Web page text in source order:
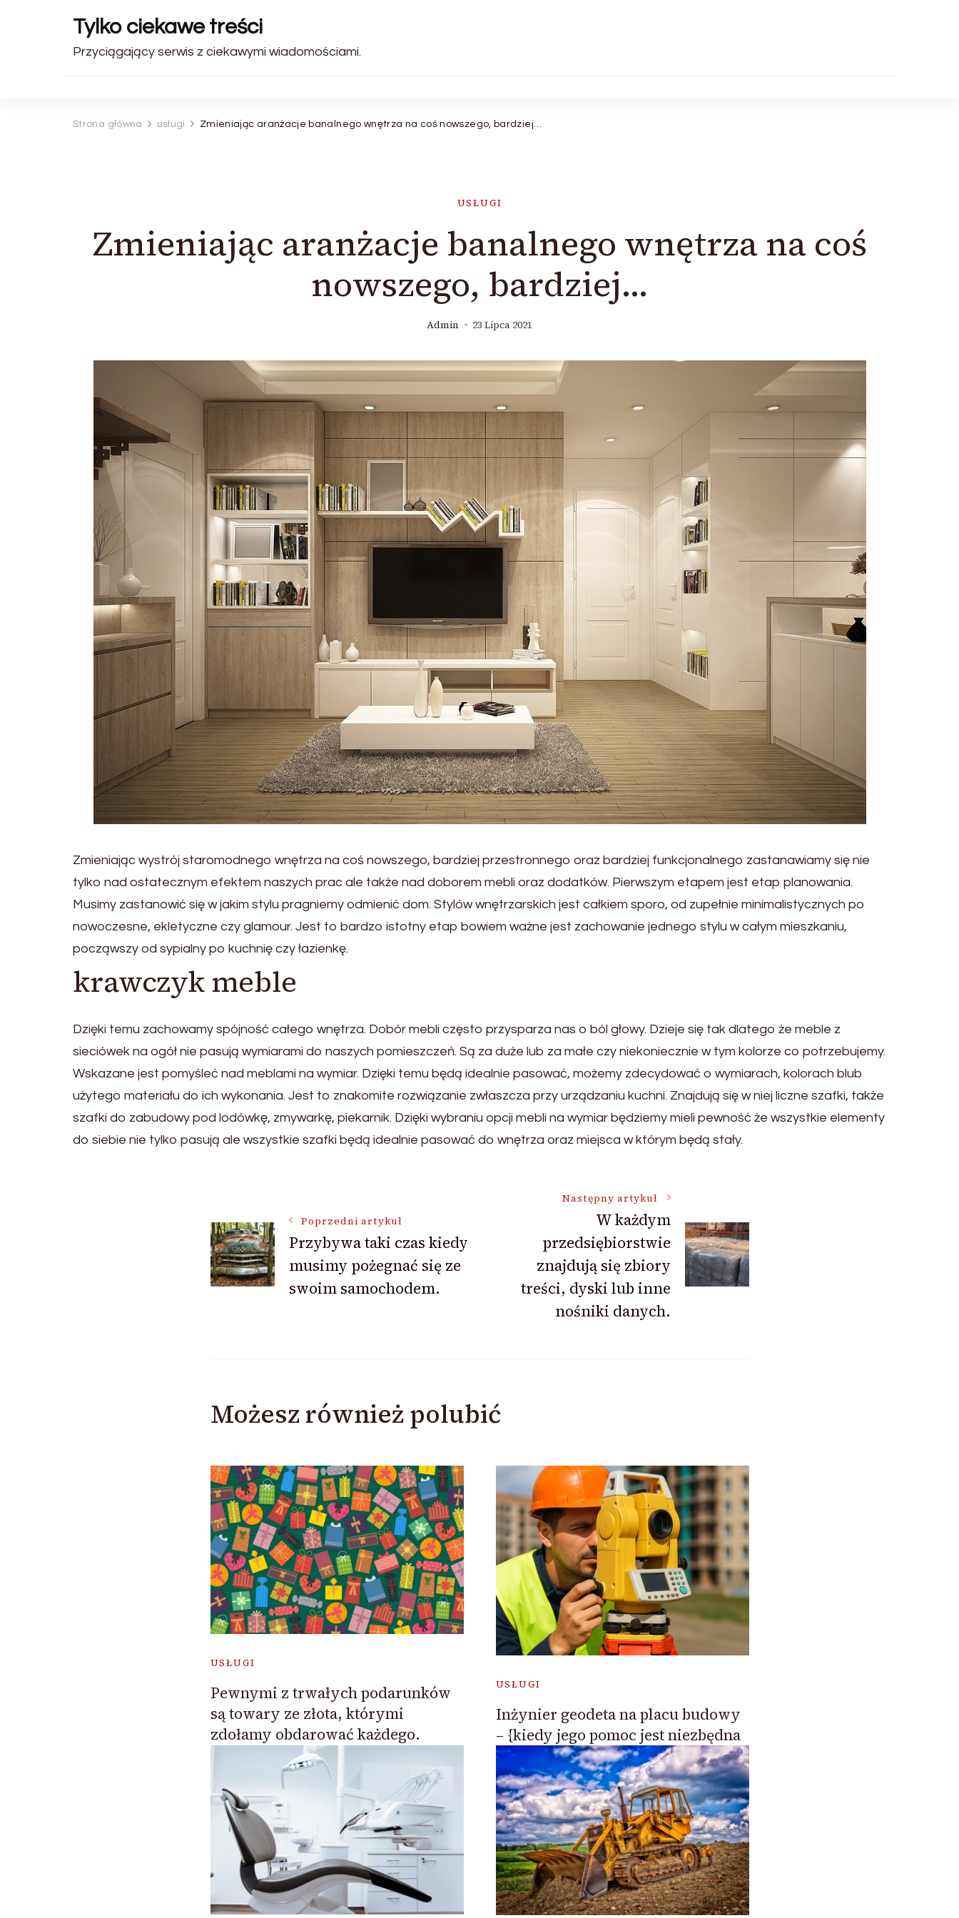
Tylko ciekawe treści
Przyciągający serwis z ciekawymi wiadomościami.
Strona główna usługi Zmieniając aranżacje banalnego wnętrza na coś nowszego, bardziej…
USŁUGI
Zmieniając aranżacje banalnego wnętrza na coś
nowszego, bardziej…
Admin 23 Lipca 2021
Zmieniając wystrój staromodnego wnętrza na coś nowszego, bardziej przestronnego oraz bardziej funkcjonalnego zastanawiamy się nie
tylko nad ostatecznym efektem naszych prac ale także nad doborem mebli oraz dodatków. Pierwszym etapem jest etap planowania.
Musimy zastanowić się w jakim stylu pragniemy odmienić dom. Stylów wnętrzarskich jest całkiem sporo, od zupełnie minimalistycznych po
nowoczesne, ekletyczne czy glamour. Jest to bardzo istotny etap bowiem ważne jest zachowanie jednego stylu w całym mieszkaniu,
począwszy od sypialny po kuchnię czy łazienkę.
krawczyk meble
Dzięki temu zachowamy spójność całego wnętrza. Dobór mebli często przysparza nas o ból głowy. Dzieje się tak dlatego że meble z
sieciówek na ogół nie pasują wymiarami do naszych pomieszczeń. Są za duże lub za małe czy niekoniecznie w tym kolorze co potrzebujemy.
Wskazane jest pomyśleć nad meblami na wymiar. Dzięki temu będą idealnie pasować, możemy zdecydować o wymiarach, kolorach blub
użytego materiału do ich wykonania. Jest to znakomite rozwiązanie zwłaszcza przy urządzaniu kuchni. Znajdują się w niej liczne szafki, także
szafki do zabudowy pod lodówkę, zmywarkę, piekarnik. Dzięki wybraniu opcji mebli na wymiar będziemy mieli pewność że wszystkie elementy
do siebie nie tylko pasują ale wszystkie szafki będą idealnie pasować do wnętrza oraz miejsca w którym będą stały.
Nawigacja
wpisu
Poprzedni artykuł
Przybywa taki czas kiedy
musimy pożegnać się ze
swoim samochodem.
Następny artykuł
W każdym
przedsiębiorstwie
znajdują się zbiory
treści, dyski lub inne
nośniki danych.
Możesz również polubić
USŁUGI
Pewnymi z trwałych podarunków
są towary ze złota, którymi
zdołamy obdarować każdego.
USŁUGI
Inżynier geodeta na placu budowy
– {kiedy jego pomoc jest niezbędna